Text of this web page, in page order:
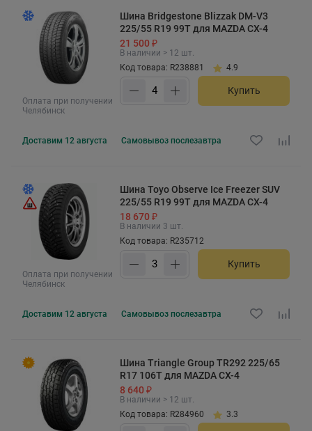
Оплата при получении
Челябинск
Шина Bridgestone Blizzak DM-V3
225/55 R19 99T для MAZDA CX-4
21 500 ₽
В наличии > 12 шт.
Код товара: R238881
4.9
Купить
Доставим 12 августа Самовывоз послезавтра
Оплата при получении
Челябинск
Шина Toyo Observe Ice Freezer SUV
225/55 R19 99T для MAZDA CX-4
18 670 ₽
В наличии 3 шт.
Код товара: R235712
Купить
Доставим 12 августа Самовывоз послезавтра
Шина Triangle Group TR292 225/65
R17 106T для MAZDA CX-4
8 640 ₽
В наличии > 12 шт.
Код товара: R284960
3.3